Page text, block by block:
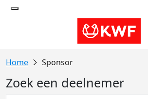
Sponsor
Zoek een deelnemer